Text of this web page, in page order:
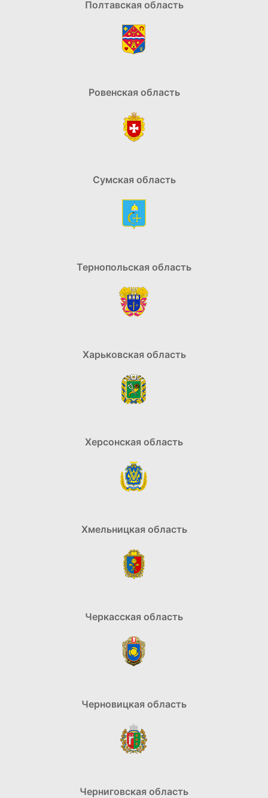
Полтавская область
Ровенская область
Сумская область
Тернопольская область
Харьковская область
Херсонская область
Хмельницкая область
Черкасская область
Черновицкая область
Черниговская область